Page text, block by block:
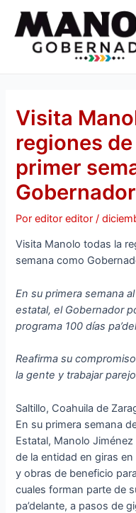
contenido
Visita
regiones
primer
Gobernador
Poreditor editor/
Visita Manolo todas la
semana como
En su primera semana
estatal, el Gobernador
programa 100 días
Reafirma su
la gente y trabajar
Saltillo, Coahuila de
En su primera semana
Estatal, Manolo
de la entidad en giras
y obras de beneficio
cuales forman parte de
pa’delante, a pasos de
de
entradas